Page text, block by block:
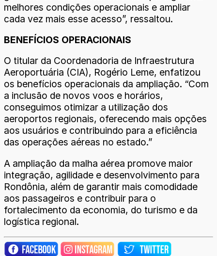
melhores condições operacionais e ampliar
cada vez mais esse acesso”, ressaltou.
BENEFÍCIOS OPERACIONAIS
O titular da Coordenadoria de Infraestrutura
Aeroportuária (CIA), Rogério Leme, enfatizou
os benefícios operacionais da ampliação. “Com
a inclusão de novos voos e horários,
conseguimos otimizar a utilização dos
aeroportos regionais, oferecendo mais opções
aos usuários e contribuindo para a eficiência
das operações aéreas no estado.”
A ampliação da malha aérea promove maior
integração, agilidade e desenvolvimento para
Rondônia, além de garantir mais comodidade
aos passageiros e contribuir para o
fortalecimento da economia, do turismo e da
logística regional.